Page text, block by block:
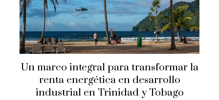
Un marco integral para transformar la
renta energética en desarrollo
industrial en Trinidad y Tobago